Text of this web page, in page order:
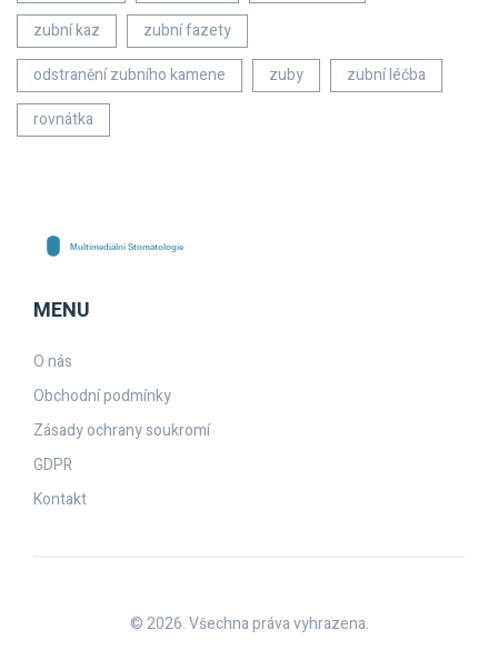
zubní kaz
zubní fazety
odstranění zubního kamene
zuby
zubní léčba
rovnátka
MENU
O nás
Obchodní podmínky
Zásady ochrany soukromí
GDPR
Kontakt
© 2026. Všechna práva vyhrazena.